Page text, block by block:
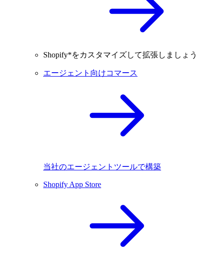
Shopify*をカスタマイズして拡張しましょう
エージェント向けコマース
当社のエージェントツールで構築
Shopify App Store